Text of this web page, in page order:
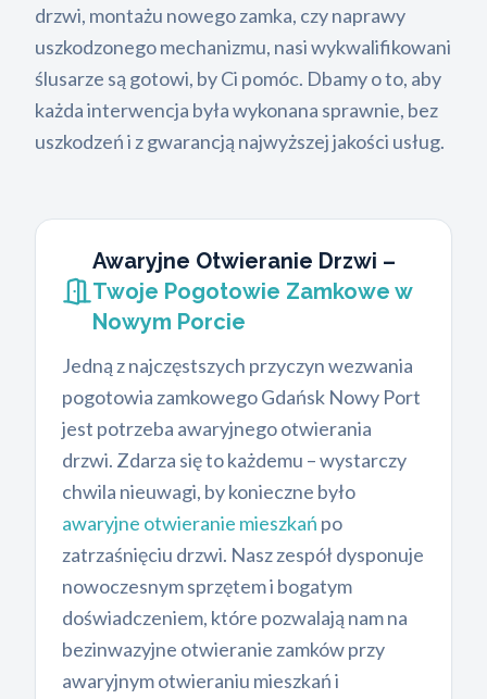
drzwi, montażu nowego zamka, czy naprawy
uszkodzonego mechanizmu, nasi wykwalifikowani
ślusarze są gotowi, by Ci pomóc. Dbamy o to, aby
każda interwencja była wykonana sprawnie, bez
uszkodzeń i z gwarancją najwyższej jakości usług.
Awaryjne Otwieranie Drzwi –
Twoje Pogotowie Zamkowe w
Nowym Porcie
Jedną z najczęstszych przyczyn wezwania
pogotowia zamkowego Gdańsk Nowy Port
jest potrzeba awaryjnego otwierania
drzwi. Zdarza się to każdemu – wystarczy
chwila nieuwagi, by konieczne było
awaryjne otwieranie mieszkań po
zatrzaśnięciu drzwi. Nasz zespół dysponuje
nowoczesnym sprzętem i bogatym
doświadczeniem, które pozwalają nam na
bezinwazyjne otwieranie zamków przy
awaryjnym otwieraniu mieszkań i